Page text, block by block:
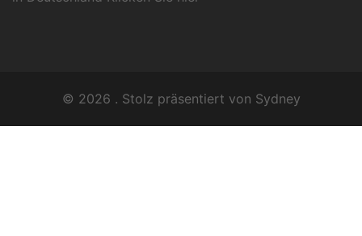
© 2026 . Stolz präsentiert von Sydney